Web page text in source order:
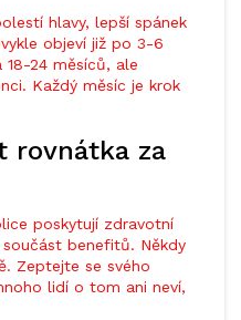
hlavy, lepší spánek
objeví již po 3-6
24 měsíců, ale
Každý měsíc je krok
rovnátka za
poskytují zdravotní
benefitů. Někdy
Zeptejte se svého
lidí o tom ani neví,